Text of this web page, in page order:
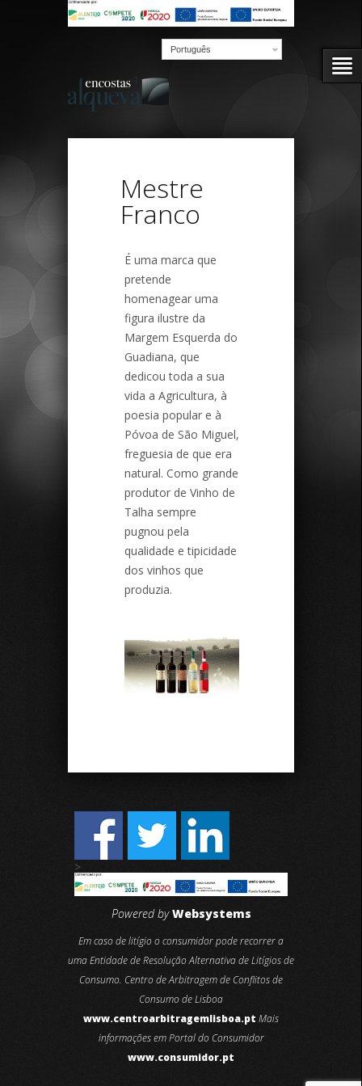
Português
Mestre
Franco
É uma marca que
pretende
homenagear uma
figura ilustre da
Margem Esquerda do
Guadiana, que
dedicou toda a sua
vida a Agricultura, à
poesia popular e à
Póvoa de São Miguel,
freguesia de que era
natural. Como grande
produtor de Vinho de
Talha sempre
pugnou pela
qualidade e tipicidade
dos vinhos que
produzia.
>
Powered byWebsystems
Em caso de litígio o consumidor pode recorrer a
uma Entidade de Resolução Alternativa de Litígios de
Consumo. Centro de Arbitragem de Conflitos de
Consumo de Lisboa
www.centroarbitragemlisboa.pt Mais
informações em Portal do Consumidor
www.consumidor.pt